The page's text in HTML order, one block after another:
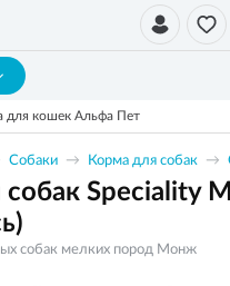
для кошек Альфа Пет
Собаки Корма для собак
собак Speciality
собак мелких пород Монж